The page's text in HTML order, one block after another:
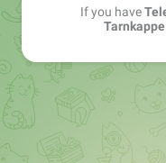
If you have